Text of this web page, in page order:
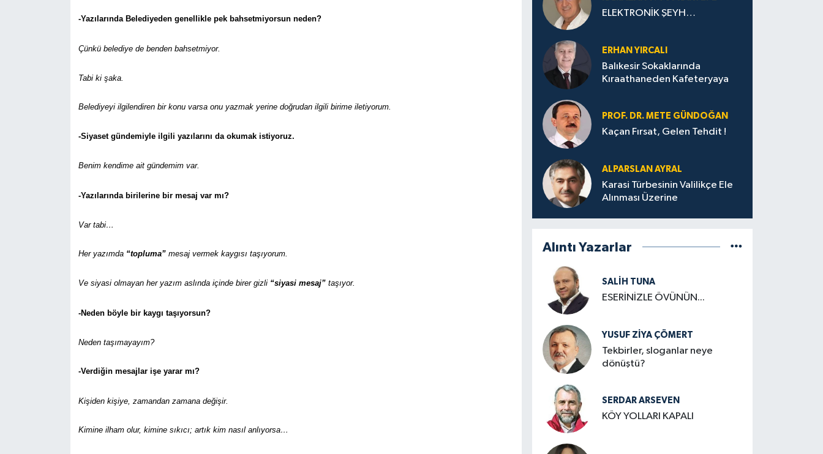
-Yazılarında Belediyeden genellikle pek bahsetmiyorsun neden?
Çünkü belediye de benden bahsetmiyor.
Tabi ki şaka.
Belediyeyi ilgilendiren bir konu varsa onu yazmak yerine doğrudan ilgili birime iletiyorum.
-Siyaset gündemiyle ilgili yazılarını da okumak istiyoruz.
Benim kendime ait gündemim var.
-Yazılarında birilerine bir mesaj var mı?
Var tabi…
Her yazımda “topluma” mesaj vermek kaygısı taşıyorum.
Ve siyasi olmayan her yazım aslında içinde birer gizli “siyasi mesaj”taşıyor.
-Neden böyle bir kaygı taşıyorsun?
Neden taşımayayım?
-Verdiğin mesajlar işe yarar mı?
Kişiden kişiye, zamandan zamana değişir.
Kimine ilham olur, kimine sıkıcı; artık kim nasıl anlıyorsa…
ELEKTRONİK ŞEYH…
ERHAN YIRCALI
Balıkesir Sokaklarında
Kıraathaneden Kafeteryaya
PROF. DR. METE GÜNDOĞAN
Kaçan Fırsat, Gelen Tehdit !
ALPARSLAN AYRAL
Karasi Türbesinin Valilikçe Ele
Alınması Üzerine
Alıntı Yazarlar
SALIH TUNA
ESERİNİZLE ÖVÜNÜN...
YUSUF ZIYA ÇÖMERT
Tekbirler, sloganlar neye
dönüştü?
SERDAR ARSEVEN
KÖY YOLLARI KAPALI